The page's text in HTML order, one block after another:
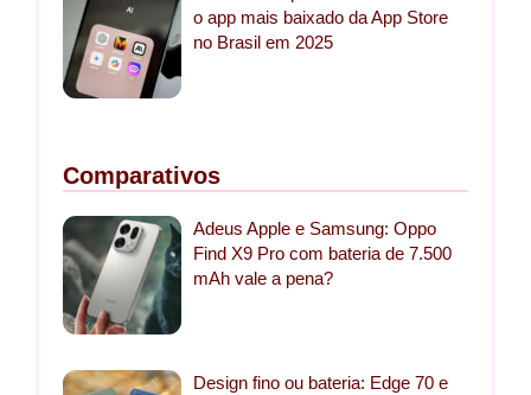
o app mais baixado da App Store
no Brasil em 2025
Comparativos
Adeus Apple e Samsung: Oppo
Find X9 Pro com bateria de 7.500
mAh vale a pena?
Design fino ou bateria: Edge 70 e